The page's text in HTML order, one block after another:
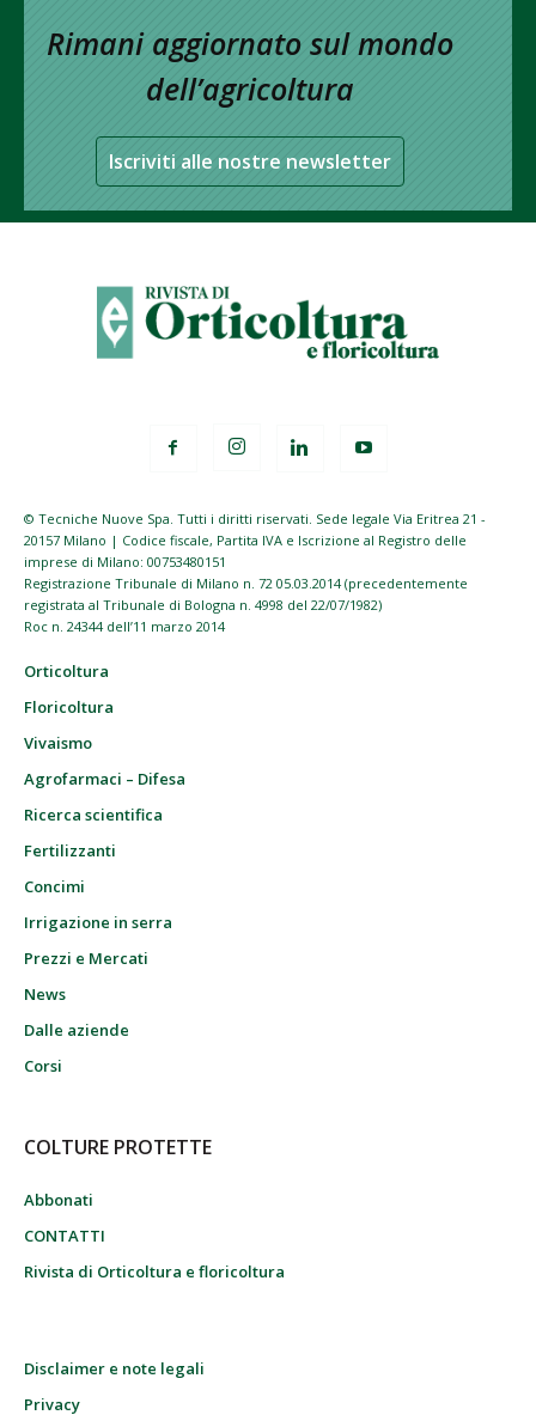
Rimani aggiornato sul mondo
dell’agricoltura
Iscriviti alle nostre newsletter
© Tecniche Nuove Spa. Tutti i diritti riservati. Sede legale Via Eritrea 21 -
20157 Milano | Codice fiscale, Partita IVA e Iscrizione al Registro delle
imprese di Milano: 00753480151
Registrazione Tribunale di Milano n. 72 05.03.2014 (precedentemente
registrata al Tribunale di Bologna n. 4998 del 22/07/1982)
Roc n. 24344 dell’11 marzo 2014
Orticoltura
Floricoltura
Vivaismo
Agrofarmaci – Difesa
Ricerca scientifica
Fertilizzanti
Concimi
Irrigazione in serra
Prezzi e Mercati
News
Dalle aziende
Corsi
COLTURE PROTETTE
Abbonati
CONTATTI
Rivista di Orticoltura e floricoltura
Disclaimer e note legali
Privacy